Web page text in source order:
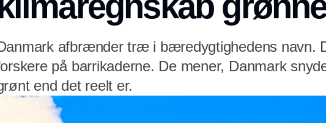
afbrænder træ i bæredygtighedens navn.
på barrikaderne. De mener, Danmark
end det reelt er.